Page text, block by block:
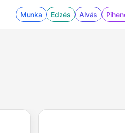
Munka Edzés Alvás